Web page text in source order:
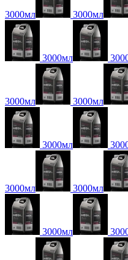
3000мл 3000мл
3000мл
3000мл 3000мл
3000мл
3000мл 3000мл
3000мл